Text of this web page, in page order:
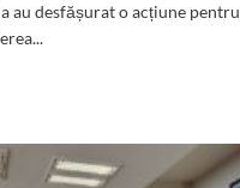
au desfășurat o acțiune pentru